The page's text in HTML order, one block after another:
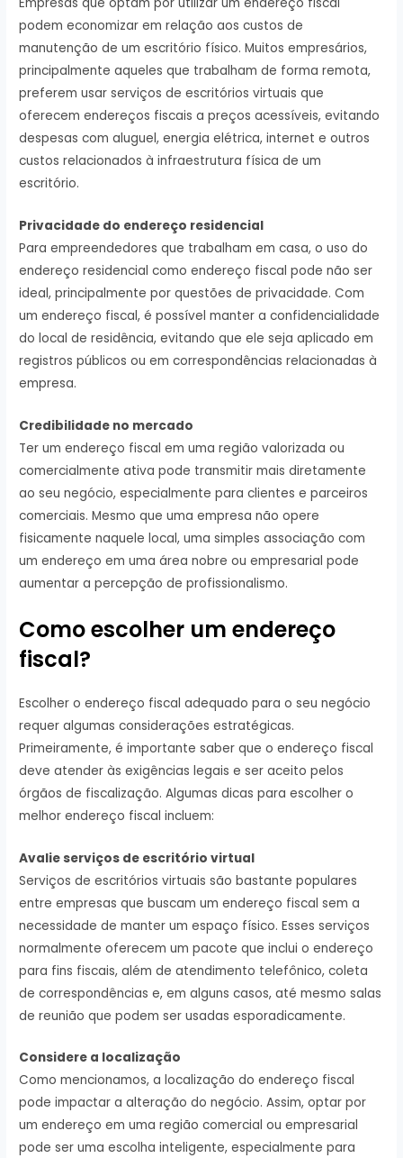
podem economizar em relação aos custos de
manutenção de um escritório físico. Muitos empresários,
principalmente aqueles que trabalham de forma remota,
preferem usar serviços de escritórios virtuais que
oferecem endereços fiscais a preços acessíveis, evitando
despesas com aluguel, energia elétrica, internet e outros
custos relacionados à infraestrutura física de um
escritório.
Privacidade do endereço residencial
Para empreendedores que trabalham em casa, o uso do
endereço residencial como endereço fiscal pode não ser
ideal, principalmente por questões de privacidade. Com
um endereço fiscal, é possível manter a confidencialidade
do local de residência, evitando que ele seja aplicado em
registros públicos ou em correspondências relacionadas à
empresa.
Credibilidade no mercado
Ter um endereço fiscal em uma região valorizada ou
comercialmente ativa pode transmitir mais diretamente
ao seu negócio, especialmente para clientes e parceiros
comerciais. Mesmo que uma empresa não opere
fisicamente naquele local, uma simples associação com
um endereço em uma área nobre ou empresarial pode
aumentar a percepção de profissionalismo.
Como escolher um endereço
fiscal?
Escolher o endereço fiscal adequado para o seu negócio
requer algumas considerações estratégicas.
Primeiramente, é importante saber que o endereço fiscal
deve atender às exigências legais e ser aceito pelos
órgãos de fiscalização. Algumas dicas para escolher o
melhor endereço fiscal incluem:
Avalie serviços de escritório virtual
Serviços de escritórios virtuais são bastante populares
entre empresas que buscam um endereço fiscal sem a
necessidade de manter um espaço físico. Esses serviços
normalmente oferecem um pacote que inclui o endereço
para fins fiscais, além de atendimento telefônico, coleta
de correspondências e, em alguns casos, até mesmo salas
de reunião que podem ser usadas esporadicamente.
Considere a localização
Como mencionamos, a localização do endereço fiscal
pode impactar a alteração do negócio. Assim, optar por
um endereço em uma região comercial ou empresarial
pode ser uma escolha inteligente, especialmente para